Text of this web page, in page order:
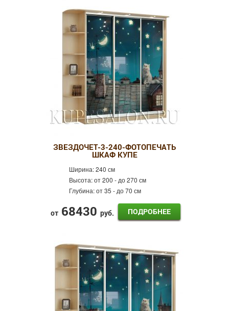
ЗВЕЗДОЧЕТ-3-240-ФОТОПЕЧАТЬ
ШКАФ КУПЕ
Ширина:240 см
Высота:от 200 - до 270 см
Глубина:от 35 - до 70 см
от 68430 руб. ПОДРОБНЕЕ